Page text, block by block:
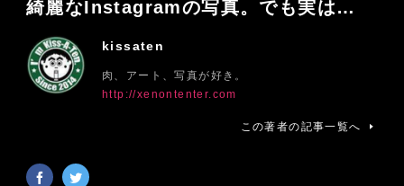
綺麗なInstagramの写真。でも実は…
kissaten
肉、アート、写真が好き。
http://xenontenter.com
この著者の記事一覧へ